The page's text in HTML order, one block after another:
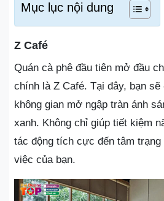
Mục lục nội dung
Z Café
Quán cà phê đầu tiên mở đầu
chính là Z Café. Tại đây, bạn
không gian mở ngập tràn ánh
xanh. Không chỉ giúp tiết kiệm
tác động tích cực đến tâm trạng
việc của bạn.